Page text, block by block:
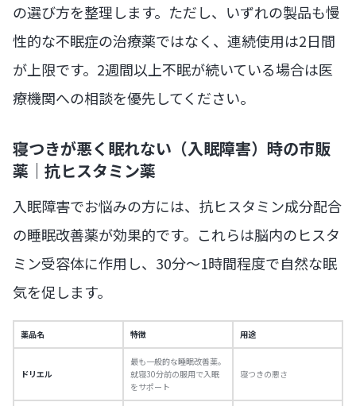
の選び方を整理します。ただし、いずれの製品も慢
性的な不眠症の治療薬ではなく、連続使用は2日間
が上限です。2週間以上不眠が続いている場合は医
療機関への相談を優先してください。
寝つきが悪く眠れない（入眠障害）時の市販
薬｜抗ヒスタミン薬
入眠障害でお悩みの方には、抗ヒスタミン成分配合
の睡眠改善薬が効果的です。これらは脳内のヒスタ
ミン受容体に作用し、30分〜1時間程度で自然な眠
気を促します。
薬品名 特徴 用途
ドリエル
最も一般的な睡眠改善薬。
就寝30分前の服用で入眠
をサポート
寝つきの悪さ